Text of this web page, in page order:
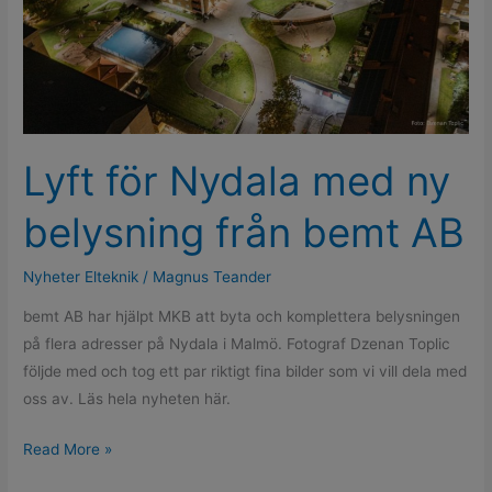
Lyft för Nydala med ny
belysning från bemt AB
Nyheter Elteknik / Magnus Teander
bemt AB har hjälpt MKB att byta och komplettera belysningen
på flera adresser på Nydala i Malmö. Fotograf Dzenan Toplic
följde med och tog ett par riktigt fina bilder som vi vill dela med
oss av. Läs hela nyheten här.
ny
belysning
från
Read More »